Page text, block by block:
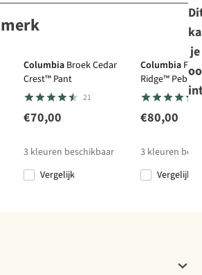
Columbia Broek Cedar
Crest™ Pant
21
€70,00
3 kleuren beschikbaar
Vergelijk
Columbia
Ridge™
Full Snap
€80,00
3 kleuren
Vergelijk
je